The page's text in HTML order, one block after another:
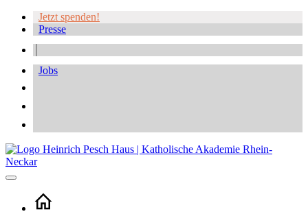
Jetzt spenden!
Presse
Jobs